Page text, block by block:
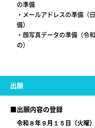
の準備
・メールアドレスの準備（
備）
・顔写真データの準備（令
の）
出願
■出願内容の登録
令和８年９月１５日（火曜